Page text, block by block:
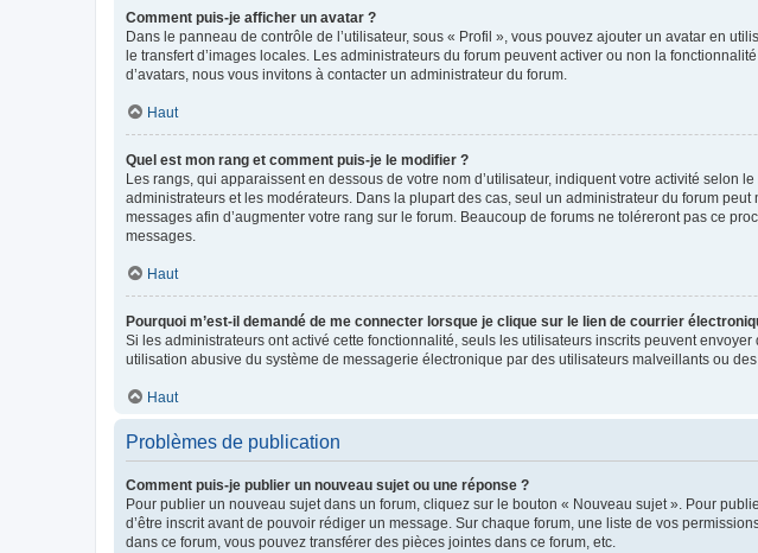
Comment puis-je afficher un avatar ?
Dans le panneau de contrôle de l’utilisateur, sous « Profil », vous pouvez ajouter un avatar en
le transfert d’images locales. Les administrateurs du forum peuvent activer ou non la
d’avatars, nous vous invitons à contacter un administrateur du forum.
Haut
Quel est mon rang et comment puis-je le modifier ?
Les rangs, qui apparaissent en dessous de votre nom d’utilisateur, indiquent votre activité
administrateurs et les modérateurs. Dans la plupart des cas, seul un administrateur du forum
messages afin d’augmenter votre rang sur le forum. Beaucoup de forums ne toléreront pas ce
messages.
Haut
Pourquoi m’est-il demandé de me connecter lorsque je clique sur le lien de courrier
Si les administrateurs ont activé cette fonctionnalité, seuls les utilisateurs inscrits peuvent
utilisation abusive du système de messagerie électronique par des utilisateurs malveillants ou des
Haut
Problèmes de publication
Comment puis-je publier un nouveau sujet ou une réponse ?
Pour publier un nouveau sujet dans un forum, cliquez sur le bouton « Nouveau sujet ». Pour
d’être inscrit avant de pouvoir rédiger un message. Sur chaque forum, une liste de vos
dans ce forum, vous pouvez transférer des pièces jointes dans ce forum, etc.